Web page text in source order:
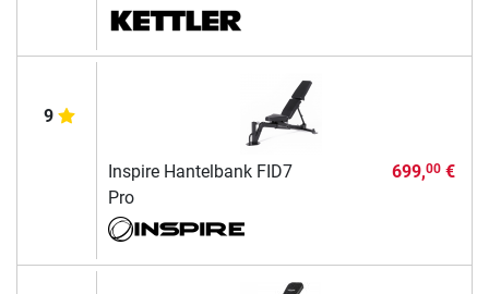
9
Inspire Hantelbank FID7
Pro
699,00€